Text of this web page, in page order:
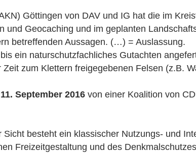
Göttingen von DAV und IG hat die im
und Geocaching und im geplanten
betreffenden Aussagen. (…) = Auslassung.
ein naturschutzfachliches Gutachten
zum Klettern freigegebenen Felsen (z.B.
September 2016 von einer Koalition von
besteht ein klassischer Nutzungs- und
Freizeitgestaltung und des